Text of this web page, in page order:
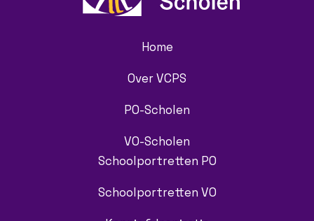
Home
Over VCPS
PO-Scholen
VO-Scholen
Schoolportretten PO
Schoolportretten VO